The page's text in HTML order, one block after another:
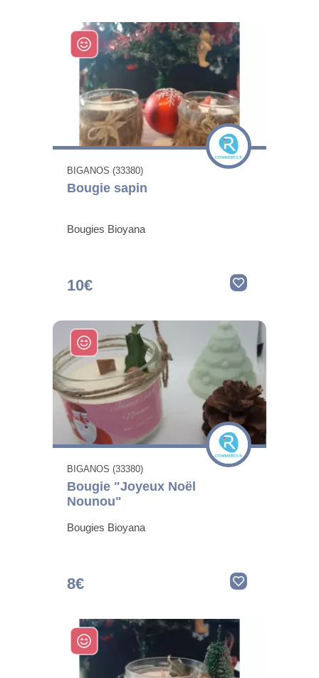
BIGANOS (33380)
Bougie sapin
Bougies Bioyana
10€
BIGANOS (33380)
Bougie "Joyeux Noël
Nounou"
Bougies Bioyana
8€